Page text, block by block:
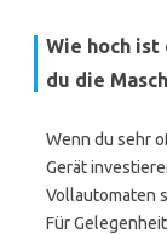
Wie hoch
du die
Wenn du sehr
Gerät
Vollautomaten
Für